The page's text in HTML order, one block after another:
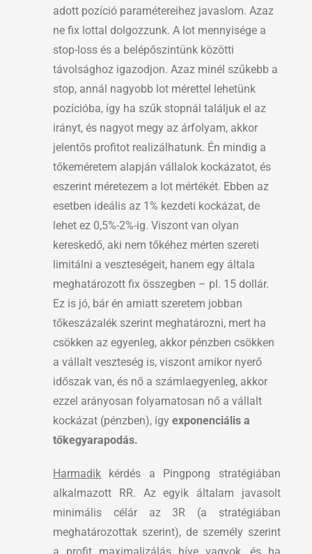
adott pozíció paramétereihez javaslom. Azaz
ne fix lottal dolgozzunk. A lot mennyisége a
stop-loss és a belépőszintünk közötti
távolsághoz igazodjon. Azaz minél szűkebb a
stop, annál nagyobb lot mérettel lehetünk
pozícióba, így ha szűk stopnál találjuk el az
irányt, és nagyot megy az árfolyam, akkor
jelentős profitot realizálhatunk. Én mindig a
tőkeméretem alapján vállalok kockázatot, és
eszerint méretezem a lot mértékét. Ebben az
esetben ideális az 1% kezdeti kockázat, de
lehet ez 0,5%-2%-ig. Viszont van olyan
kereskedő, aki nem tőkéhez mérten szereti
limitálni a veszteségeit, hanem egy általa
meghatározott fix összegben – pl. 15 dollár.
Ez is jó, bár én amiatt szeretem jobban
tőkeszázalék szerint meghatározni, mert ha
csökken az egyenleg, akkor pénzben csökken
a vállalt veszteség is, viszont amikor nyerő
időszak van, és nő a számlaegyenleg, akkor
ezzel arányosan folyamatosan nő a vállalt
kockázat (pénzben), ígyexponenciális a
tőkegyarapodás.
Harmadik kérdés a Pingpong stratégiában
alkalmazott RR. Az egyik általam javasolt
minimális célár az 3R (a stratégiában
meghatározottak szerint), de személy szerint
a profit maximalizálás híve vagyok, és ha